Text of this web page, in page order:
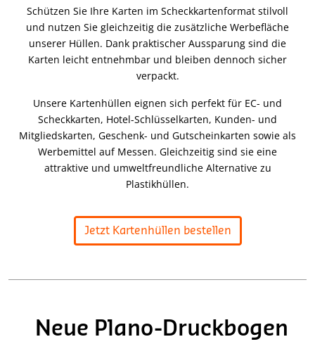
Schützen Sie Ihre Karten im Scheckkartenformat stilvoll
und nutzen Sie gleichzeitig die zusätzliche Werbefläche
unserer Hüllen. Dank praktischer Aussparung sind die
Karten leicht entnehmbar und bleiben dennoch sicher
verpackt.
Unsere Kartenhüllen eignen sich perfekt für EC- und
Scheckkarten, Hotel-Schlüsselkarten, Kunden- und
Mitgliedskarten, Geschenk- und Gutscheinkarten sowie als
Werbemittel auf Messen. Gleichzeitig sind sie eine
attraktive und umweltfreundliche Alternative zu
Plastikhüllen.
Jetzt Kartenhüllen bestellen
Neue Plano-Druckbogen